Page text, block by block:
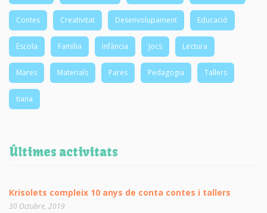
Contes Creativitat Desenvolupament Educació
Escola Família Infància Jocs Lectura
Mares Materials Pares Pedagogia Tallers
tiana
Últimes activitats
Krisolets compleix 10 anys de conta contes i tallers
30 Octubre, 2019